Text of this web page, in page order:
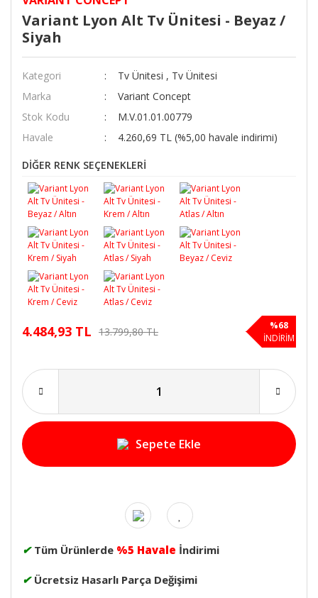
Variant Lyon Alt Tv Ünitesi - Beyaz /
Siyah
Kategori Tv Ünitesi , Tv Ünitesi
Marka
Variant Concept
Stok Kodu
M.V.01.01.00779
Havale
4.260,69 TL (%5,00 havale indirimi)
DİĞER RENK SEÇENEKLERİ
4.484,93 TL 13.799,80 TL
%68
İNDİRİM
Sepete Ekle
✔ Tüm Ürünlerde %5 Havale İndirimi
✔ Ücretsiz Hasarlı Parça Değişimi